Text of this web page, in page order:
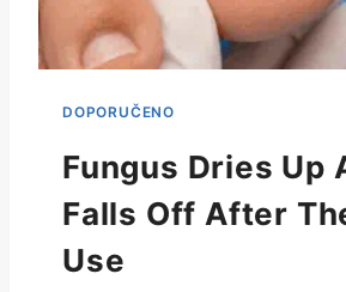
Fungus Dries Up
Falls Off After
Use